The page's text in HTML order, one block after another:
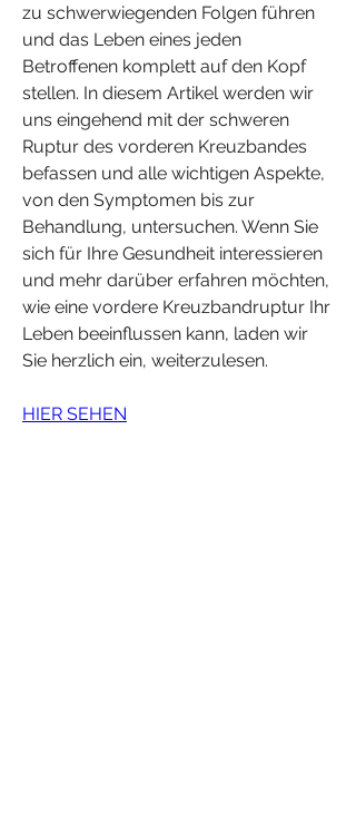
zu schwerwiegenden Folgen führen
und das Leben eines jeden
Betroffenen komplett auf den Kopf
stellen. In diesem Artikel werden wir
uns eingehend mit der schweren
Ruptur des vorderen Kreuzbandes
befassen und alle wichtigen Aspekte,
von den Symptomen bis zur
Behandlung, untersuchen. Wenn Sie
sich für Ihre Gesundheit interessieren
und mehr darüber erfahren möchten,
wie eine vordere Kreuzbandruptur Ihr
Leben beeinflussen kann, laden wir
Sie herzlich ein, weiterzulesen.
HIER SEHEN